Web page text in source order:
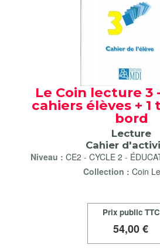
Le Coin lecture 3
cahiers élèves + 1
bord
Lecture
Cahier
Niveau : CE2 - CYCLE 2 -
Collection : Coin
Prix public TTC
54,00 €